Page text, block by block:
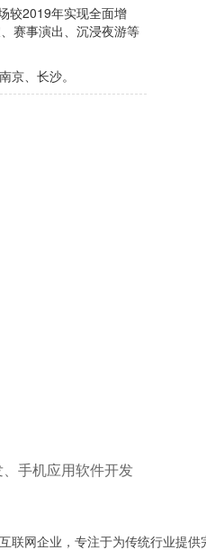
较2019年实现全面增
赛事演出、沉浸夜游等
京、长沙。
手机应用软件开发
网企业，专注于为传统行业提供